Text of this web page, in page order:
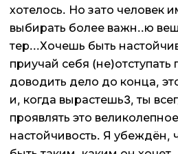
хотелось. Но зато человек
вы­бирать более важн..ю
тер...Хочешь быть
приучай себя
доводить дело до конца,
и, когда вырастешь3, ты
проявлять это
настойчивость. Я убеждён,